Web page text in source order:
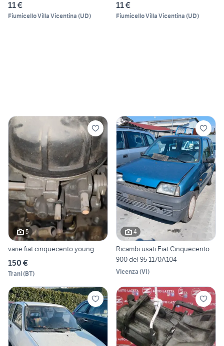
11 €
Fiumicello Villa Vicentina (UD)
11 €
Fiumicello Villa Vicentina (UD)
5
varie fiat cinquecento young
150 €
Trani(BT)
4
Ricambi usati Fiat Cinquecento
900 del 95 1170A104
Vicenza (VI)